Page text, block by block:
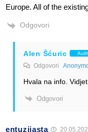
Europe. All of the
Odgovori
Alen Šćuric
Odgovori
Hvala na info.
Odgovori
entuzijasta